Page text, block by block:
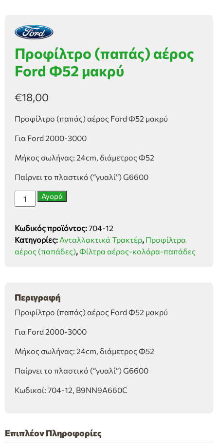
Προφίλτρο (παπάς) αέρος
Ford Φ52 μακρύ
€18,00
Προφίλτρο (παπάς) αέρος Ford Φ52 μακρύ
Για Ford 2000-3000
Μήκος σωλήνας: 24cm, διάμετρος Φ52
Παίρνει το πλαστικό (“γυαλί”) G6600
Προφίλτρο
(παπάς)
Ford
Φ52
μακρύ
Αγορά
Κωδικός προϊόντος:704-12
Κατηγορίες: Ανταλλακτικά Τρακτέρ, Προφίλτρα
αέρος (παπάδες),Φίλτρα αέρος-κολάρα-παπάδες
Περιγραφή
Προφίλτρο (παπάς) αέρος Ford Φ52 μακρύ
Για Ford 2000-3000
Μήκος σωλήνας: 24cm, διάμετρος Φ52
Παίρνει το πλαστικό (“γυαλί”) G6600
Κωδικοί: 704-12, B9NN9A660C
Επιπλέον Πληροφορίες